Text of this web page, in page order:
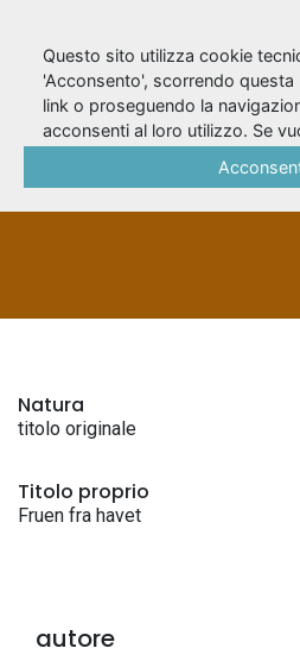
Fruen fra
TITOLI ORIGINALI
Natura
titolo originale
Titolo proprio
Fruen fra havet
autore
Questo sito utilizza cookie
'Acconsento', scorrendo
link o proseguendo la
acconsenti al loro utilizzo. Se